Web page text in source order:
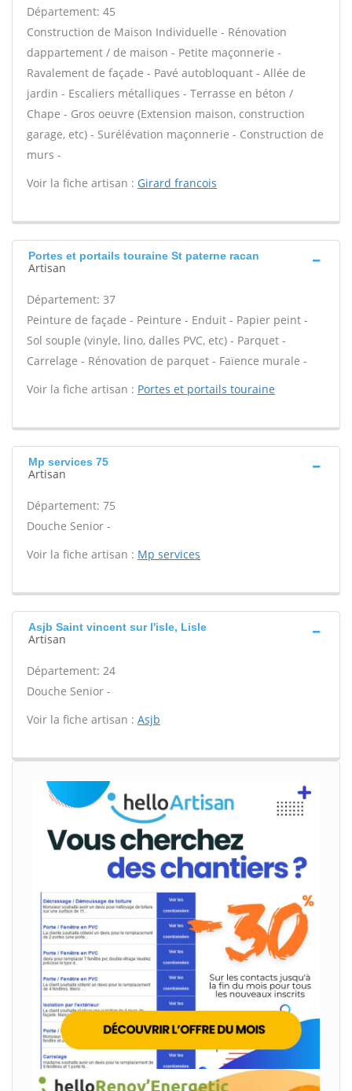
Département: 45
Construction de Maison Individuelle - Rénovation
dappartement / de maison - Petite maçonnerie -
Ravalement de façade - Pavé autobloquant - Allée de
jardin - Escaliers métalliques - Terrasse en béton /
Chape - Gros oeuvre (Extension maison, construction
garage, etc) - Surélévation maçonnerie - Construction de
murs -
Voir la fiche artisan : Girard francois
Portes et portails touraine St paterne racan
Artisan
Département: 37
Peinture de façade - Peinture - Enduit - Papier peint -
Sol souple (vinyle, lino, dalles PVC, etc) - Parquet -
Carrelage - Rénovation de parquet - Faïence murale -
Voir la fiche artisan : Portes et portails touraine
Mp services 75
Artisan
Département: 75
Douche Senior -
Voir la fiche artisan : Mp services
Asjb Saint vincent sur l'isle, Lisle
Artisan
Département: 24
Douche Senior -
Voir la fiche artisan : Asjb